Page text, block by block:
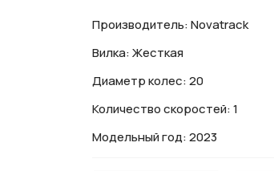
Производитель: Novatrack
Вилка: Жесткая
Диаметр колес: 20
Количество скоростей: 1
Модельный год: 2023